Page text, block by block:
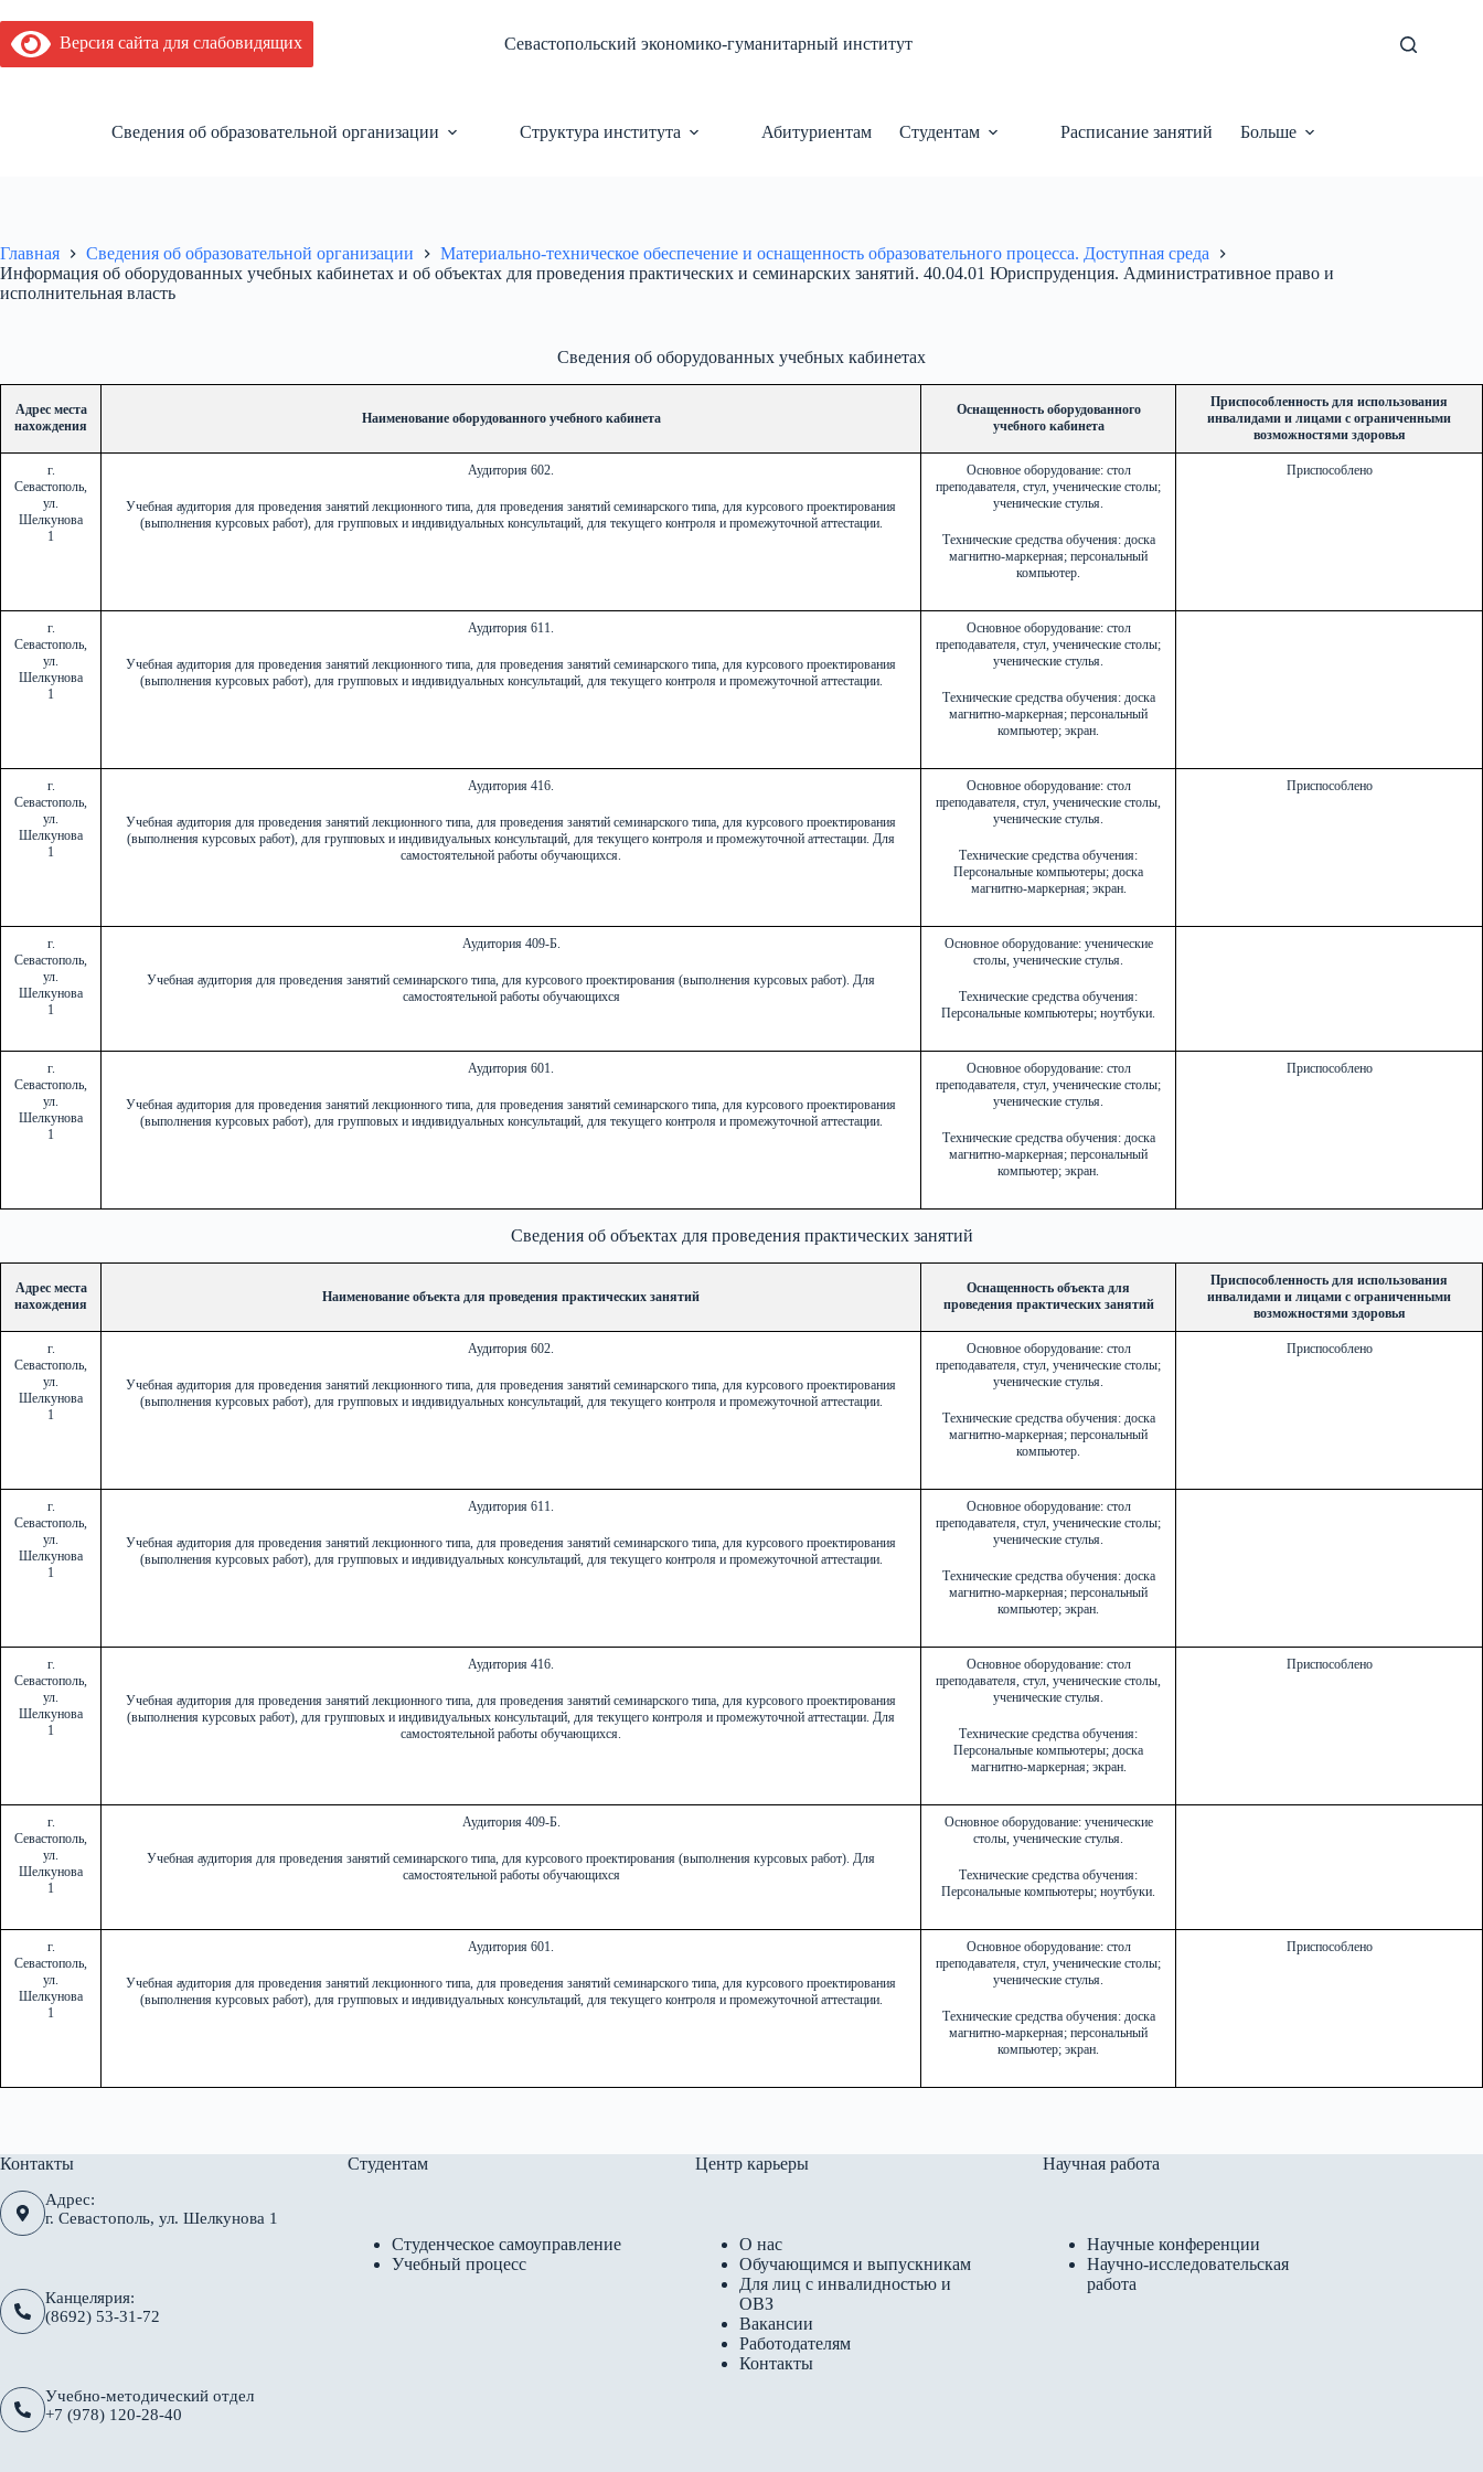
к
сути
Версия сайта для слабовидящих Севастопольский экономико-гуманитарный институт
Сведения об образовательной организации Структура института Абитуриентам Студентам Расписание занятий Больше
Главная Сведения об образовательной организации
Материально-техническое обеспечение и оснащенность образовательного процесса. Доступная среда
Информация об оборудованных учебных кабинетах и об объектах для проведения практических и семинарских занятий. 40.04.01 Юриспруденция. Административное право и
исполнительная власть
Сведения об оборудованных учебных кабинетах
Адрес места
нахождения
Наименование оборудованного учебного кабинета
Оснащенность оборудованного
учебного кабинета
Приспособленность для использования
инвалидами и лицами с ограниченными
возможностями здоровья
г.
Севастополь,
ул.
Шелкунова
1
Аудитория 602.
Учебная аудитория для проведения занятий лекционного типа, для проведения занятий семинарского типа, для курсового проектирования
(выполнения курсовых работ), для групповых и индивидуальных консультаций, для текущего контроля и промежуточной аттестации.
Основное оборудование: стол
преподавателя, стул, ученические столы;
ученические стулья.
Технические средства обучения: доска
магнитно-маркерная; персональный
компьютер.
Приспособлено
г.
Севастополь,
ул.
Шелкунова
1
Аудитория 611.
Учебная аудитория для проведения занятий лекционного типа, для проведения занятий семинарского типа, для курсового проектирования
(выполнения курсовых работ), для групповых и индивидуальных консультаций, для текущего контроля и промежуточной аттестации.
Основное оборудование: стол
преподавателя, стул, ученические столы;
ученические стулья.
Технические средства обучения: доска
магнитно-маркерная; персональный
компьютер; экран.
г.
Севастополь,
ул.
Шелкунова
1
Аудитория 416.
Учебная аудитория для проведения занятий лекционного типа, для проведения занятий семинарского типа, для курсового проектирования
(выполнения курсовых работ), для групповых и индивидуальных консультаций, для текущего контроля и промежуточной аттестации. Для
самостоятельной работы обучающихся.
Основное оборудование: стол
преподавателя, стул, ученические столы,
ученические стулья.
Технические средства обучения:
Персональные компьютеры; доска
магнитно-маркерная; экран.
Приспособлено
г.
Севастополь,
ул.
Шелкунова
1
Аудитория 409-Б.
Учебная аудитория для проведения занятий семинарского типа, для курсового проектирования (выполнения курсовых работ). Для
самостоятельной работы обучающихся
Основное оборудование: ученические
столы, ученические стулья.
Технические средства обучения:
Персональные компьютеры; ноутбуки.
г.
Севастополь,
ул.
Шелкунова
1
Аудитория 601.
Учебная аудитория для проведения занятий лекционного типа, для проведения занятий семинарского типа, для курсового проектирования
(выполнения курсовых работ), для групповых и индивидуальных консультаций, для текущего контроля и промежуточной аттестации.
Основное оборудование: стол
преподавателя, стул, ученические столы;
ученические стулья.
Технические средства обучения: доска
магнитно-маркерная; персональный
компьютер; экран.
Приспособлено
Сведения об объектах для проведения практических занятий
Адрес места
нахождения
Наименование объекта для проведения практических занятий
Оснащенность объекта для
проведения практических занятий
Приспособленность для использования
инвалидами и лицами с ограниченными
возможностями здоровья
г.
Севастополь,
ул.
Шелкунова
1
Аудитория 602.
Учебная аудитория для проведения занятий лекционного типа, для проведения занятий семинарского типа, для курсового проектирования
(выполнения курсовых работ), для групповых и индивидуальных консультаций, для текущего контроля и промежуточной аттестации.
Основное оборудование: стол
преподавателя, стул, ученические столы;
ученические стулья.
Технические средства обучения: доска
магнитно-маркерная; персональный
компьютер.
Приспособлено
г.
Севастополь,
ул.
Шелкунова
1
Аудитория 611.
Учебная аудитория для проведения занятий лекционного типа, для проведения занятий семинарского типа, для курсового проектирования
(выполнения курсовых работ), для групповых и индивидуальных консультаций, для текущего контроля и промежуточной аттестации.
Основное оборудование: стол
преподавателя, стул, ученические столы;
ученические стулья.
Технические средства обучения: доска
магнитно-маркерная; персональный
компьютер; экран.
г.
Севастополь,
ул.
Шелкунова
1
Аудитория 416.
Учебная аудитория для проведения занятий лекционного типа, для проведения занятий семинарского типа, для курсового проектирования
(выполнения курсовых работ), для групповых и индивидуальных консультаций, для текущего контроля и промежуточной аттестации. Для
самостоятельной работы обучающихся.
Основное оборудование: стол
преподавателя, стул, ученические столы,
ученические стулья.
Технические средства обучения:
Персональные компьютеры; доска
магнитно-маркерная; экран.
Приспособлено
г.
Севастополь,
ул.
Шелкунова
1
Аудитория 409-Б.
Учебная аудитория для проведения занятий семинарского типа, для курсового проектирования (выполнения курсовых работ). Для
самостоятельной работы обучающихся
Основное оборудование: ученические
столы, ученические стулья.
Технические средства обучения:
Персональные компьютеры; ноутбуки.
г.
Севастополь,
ул.
Шелкунова
1
Аудитория 601.
Учебная аудитория для проведения занятий лекционного типа, для проведения занятий семинарского типа, для курсового проектирования
(выполнения курсовых работ), для групповых и индивидуальных консультаций, для текущего контроля и промежуточной аттестации.
Основное оборудование: стол
преподавателя, стул, ученические столы;
ученические стулья.
Технические средства обучения: доска
магнитно-маркерная; персональный
компьютер; экран.
Приспособлено
Контакты
Адрес:
г. Севастополь, ул. Шелкунова 1
Канцелярия:
(8692) 53-31-72
Учебно-методический отдел
+7 (978) 120-28-40
Студентам
Студенческое самоуправление
Учебный процесс
Центр карьеры
О нас
Обучающимся и выпускникам
Для лиц с инвалидностью и
ОВЗ
Вакансии
Работодателям
Контакты
Научная работа
Научные конференции
Научно-исследовательская
работа